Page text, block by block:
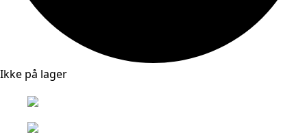
Ikke på lager